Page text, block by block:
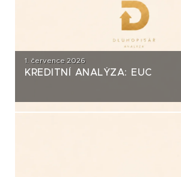
1. července 2026
KREDITNÍ ANALÝZA: EUC